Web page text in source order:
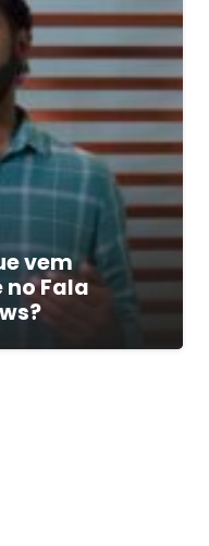
vem
Fala